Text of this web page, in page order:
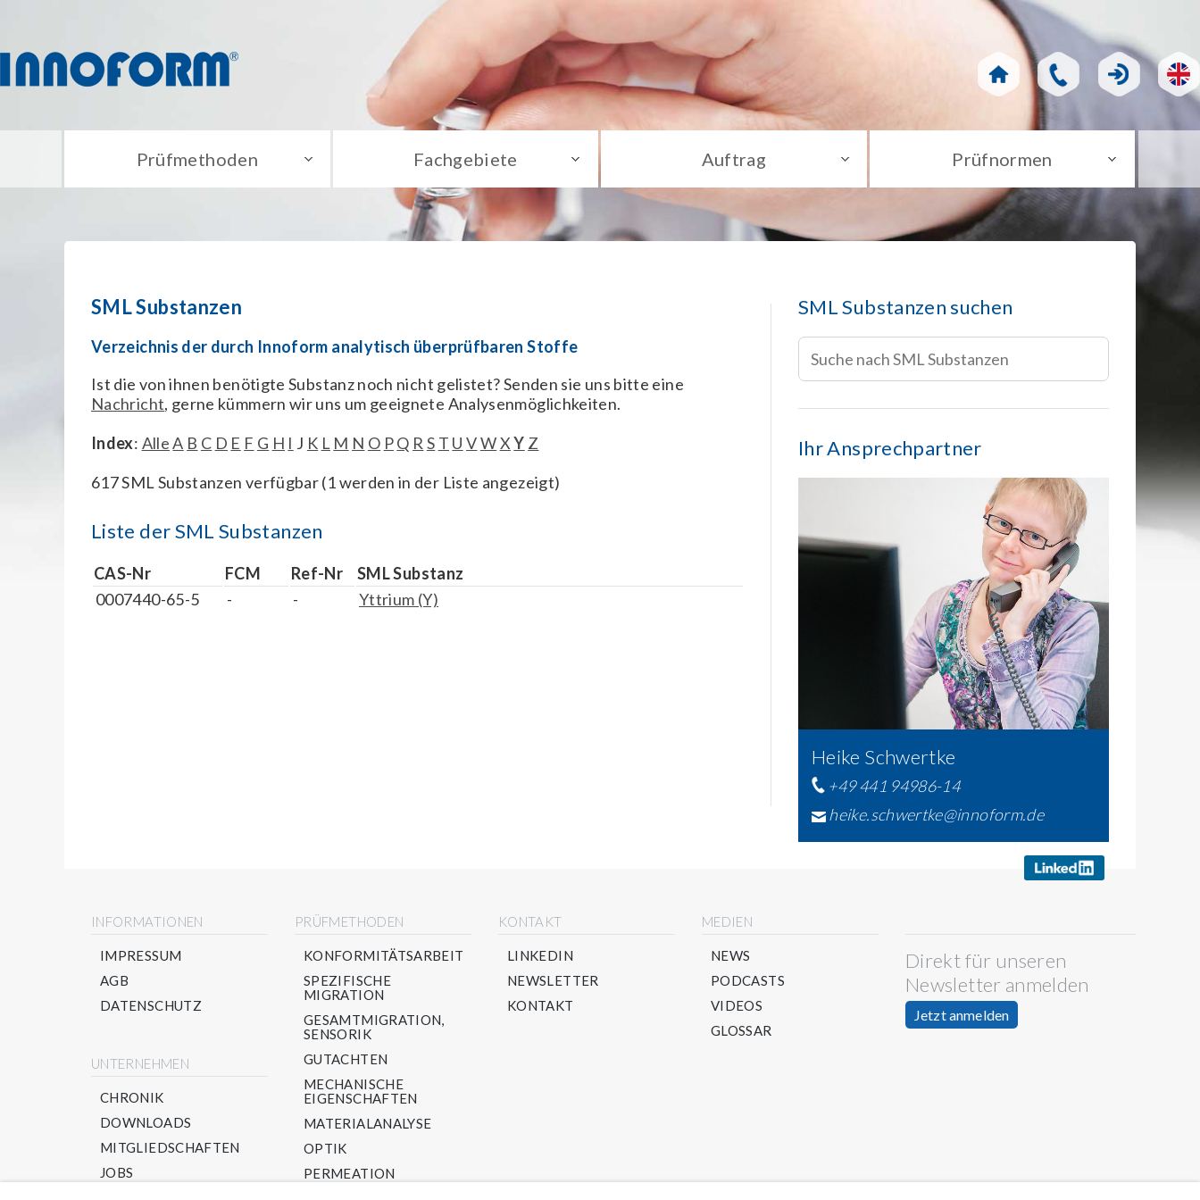
Prüfmethoden Fachgebiete Auftrag Prüfnormen
SML Substanzen
Verzeichnis der durch Innoform analytisch überprüfbaren Stoffe
Ist die von ihnen benötigte Substanz noch nicht gelistet? Senden sie uns bitte eine
Nachricht, gerne kümmern wir uns um geeignete Analysenmöglichkeiten.
Index: AlleA B C D E F G H I J K L M N O PQ R S T U VWXY Z
617 SML Substanzen verfügbar (1 werden in der Liste angezeigt)
Liste der SML Substanzen
CAS-Nr FCM Ref-Nr
SML Substanz
0007440-65-5
- - Yttrium (Y)
SML Substanzen suchen
Ihr Ansprechpartner
Heike Schwertke
+49 441 94986-14
heike.schwertke@innoform.de
INFORMATIONEN
IMPRESSUM
AGB
DATENSCHUTZ
UNTERNEHMEN
CHRONIK
DOWNLOADS
MITGLIEDSCHAFTEN
JOBS
PRÜFMETHODEN
KONFORMITÄTSARBEIT
SPEZIFISCHE
MIGRATION
GESAMTMIGRATION,
SENSORIK
GUTACHTEN
MECHANISCHE
EIGENSCHAFTEN
MATERIALANALYSE
OPTIK
PERMEATION
KONTAKT
LINKEDIN
NEWSLETTER
KONTAKT
MEDIEN
NEWS
PODCASTS
VIDEOS
GLOSSAR
Direkt für unseren
Newsletter anmelden
Jetzt anmelden